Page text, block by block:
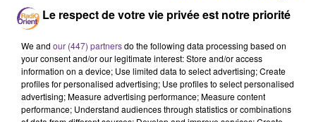
JS
EDITION DU JOURNAL DU SOIR EN LANGUE FRANCAISE
DU 28/4/2022
Ce bilan au Soudan. 94 Soudanais ont été tués et des
centaines blessés dans la répression des protestations
contre le coup d'État mené par le chef de l'armée Abdel
Le respect de votre vie privée est notre priorité
We and our (447) partnersdo the following data processing based on
your consent and/or our legitimate interest: Store and/or access
information on a device; Use limited data to select advertising; Create
profiles for personalised advertising; Use profiles to select personalised
advertising; Measure advertising performance; Measure content
performance; Understand audiences through statistics or combinations